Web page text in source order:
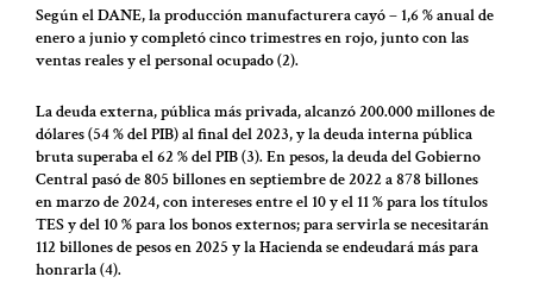
Según el DANE, la producción manufacturera cayó – 1,6 % anual de
enero a junio y completó cinco trimestres en rojo, junto con las
ventas reales y el personal ocupado (2).
La deuda externa, pública más privada, alcanzó 200.000 millones de
dólares (54 % del PIB) al final del 2023, y la deuda interna pública
bruta superaba el 62 % del PIB (3). En pesos, la deuda del Gobierno
Central pasó de 805 billones en septiembre de 2022 a 878 billones
en marzo de 2024, con intereses entre el 10 y el 11 % para los títulos
TES y del 10 % para los bonos externos; para servirla se necesitarán
112 billones de pesos en 2025 y la Hacienda se endeudará más para
honrarla (4).